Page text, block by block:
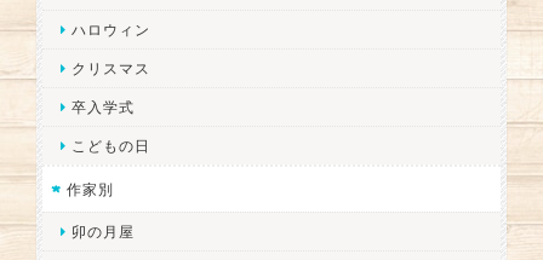
ハロウィン
クリスマス
卒入学式
こどもの日
作家別
卯の月屋